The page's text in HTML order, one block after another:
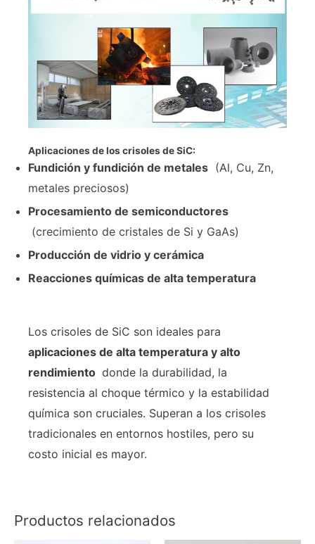
Aplicaciones de los crisoles de SiC:
Fundición y fundición de metales (Al, Cu, Zn,
metales preciosos)
Procesamiento de semiconductores
(crecimiento de cristales de Si y GaAs)
Producción de vidrio y cerámica
Reacciones químicas de alta temperatura
Los crisoles de SiC son ideales para
aplicaciones de alta temperatura y alto
rendimiento donde la durabilidad, la
resistencia al choque térmico y la estabilidad
química son cruciales. Superan a los crisoles
tradicionales en entornos hostiles, pero su
costo inicial es mayor.
Productos relacionados